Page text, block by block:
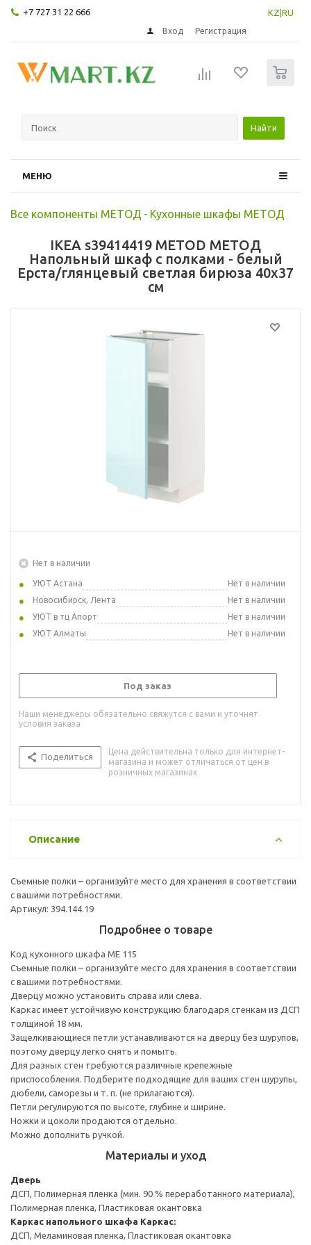
+7 727 31 22 666 KZ RU
Вход Регистрация
Найти
МЕНЮ
Все компоненты МЕТОД - Кухонные шкафы МЕТОД
IKEA s39414419 METOD МЕТОД
Напольный шкаф с полками - белый
Ерста/глянцевый светлая бирюза 40x37
см
Нет в наличии
УЮТ Астана
Нет в наличии
Новосибирск, Лента
Нет в наличии
УЮТ в тц Апорт
Нет в наличии
УЮТ Алматы
Нет в наличии
Под заказ
Наши менеджеры обязательно свяжутся с вами и уточнят
условия заказа
Поделиться
Цена действительна только для интернет-
магазина и может отличаться от цен в
розничных магазинах
Описание
Съемные полки – организуйте место для хранения в соответствии
с вашими потребностями.
Артикул: 394.144.19
Подробнее о товаре
Код кухонного шкафа ME 115
Съемные полки – организуйте место для хранения в соответствии
с вашими потребностями.
Дверцу можно установить справа или слева.
Каркас имеет устойчивую конструкцию благодаря стенкам из ДСП
толщиной 18 мм.
Защелкивающиеся петли устанавливаются на дверцу без шурупов,
поэтому дверцу легко снять и помыть.
Для разных стен требуются различные крепежные
приспособления. Подберите подходящие для ваших стен шурупы,
дюбели, саморезы и т. п. (не прилагаются).
Петли регулируются по высоте, глубине и ширине.
Ножки и цоколи продаются отдельно.
Можно дополнить ручкой.
Материалы и уход
Дверь
ДСП, Полимерная пленка (мин. 90 % переработанного материала),
Полимерная пленка, Пластиковая окантовка
Каркас напольного шкафа Каркас:
ДСП, Меламиновая пленка, Пластиковая окантовка